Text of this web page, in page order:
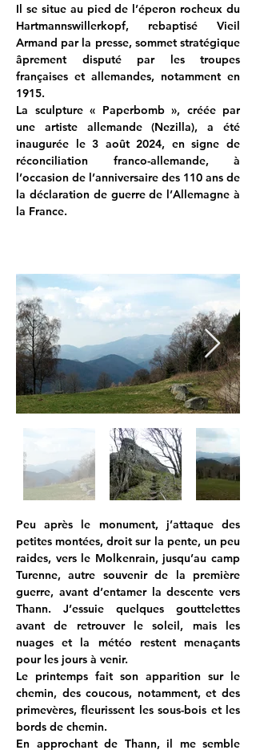
Il se situe au pied de l’éperon rocheux du
Hartmannswillerkopf, rebaptisé Vieil
Armand par la presse, sommet stratégique
âprement disputé par les troupes
françaises et allemandes, notamment en
1915.
La sculpture « Paperbomb », créée par
une artiste allemande (Nezilla), a été
inaugurée le 3 août 2024, en signe de
réconciliation franco-allemande, à
l’occasion de l’anniversaire des 110 ans de
la déclaration de guerre de l’Allemagne à
la France.
Peu après le monument, j’attaque des
petites montées, droit sur la pente, un peu
raides, vers le Molkenrain, jusqu’au camp
Turenne, autre souvenir de la première
guerre, avant d’entamer la descente vers
Thann. J’essuie quelques gouttelettes
avant de retrouver le soleil, mais les
nuages et la météo restent menaçants
pour les jours à venir.
Le printemps fait son apparition sur le
chemin, des coucous, notamment, et des
primevères, fleurissent les sous-bois et les
bords de chemin.
En approchant de Thann, il me semble